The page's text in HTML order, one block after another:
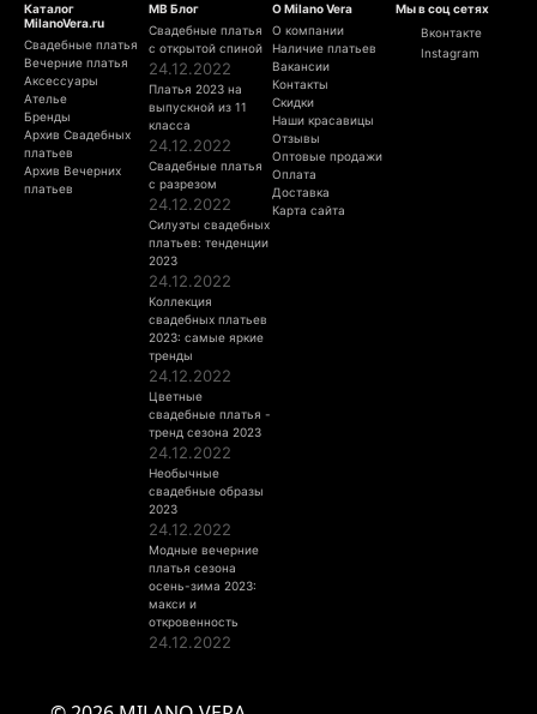
Каталог
MilanoVera.ru
Свадебные платья
Вечерние платья
Аксессуары
Ателье
Бренды
Архив Свадебных
платьев
Архив Вечерних
платьев
МВ Блог
Свадебные платья
с открытой спиной
24.12.2022
Платья 2023 на
выпускной из 11
класса
24.12.2022
Свадебные платья
с разрезом
24.12.2022
Силуэты свадебных
платьев: тенденции
2023
24.12.2022
Коллекция
свадебных платьев
2023: самые яркие
тренды
24.12.2022
Цветные
свадебные платья -
тренд сезона 2023
24.12.2022
Необычные
свадебные образы
2023
24.12.2022
Модные вечерние
платья сезона
осень-зима 2023:
макси и
откровенность
24.12.2022
О Milano Vera
О компании
Наличие платьев
Вакансии
Контакты
Скидки
Наши красавицы
Отзывы
Оптовые продажи
Оплата
Доставка
Карта сайта
Мы в соц сетях
Вконтакте
Instagram